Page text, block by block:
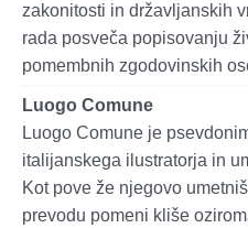
zakonitosti in državljanskih
rada posveča popisovanju
pomembnih zgodovinskih
Luogo Comune
Luogo Comune je
italijanskega ilustratorja in
Kot pove že njegovo
prevodu pomeni kliše